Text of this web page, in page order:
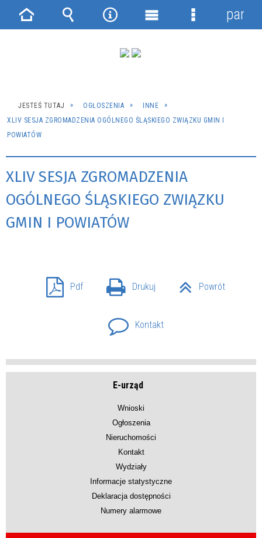
JESTEŚ TUTAJ OGŁOSZENIA
INNE
XLIV SESJA ZGROMADZENIA OGÓLNEGO ŚLĄSKIEGO ZWIĄZKU GMIN I
POWIATÓW
XLIV SESJA ZGROMADZENIA
OGÓLNEGO ŚLĄSKIEGO ZWIĄZKU
GMIN I POWIATÓW
Pdf Drukuj Powrót
Kontakt
E-urząd
Wnioski
Ogłoszenia
Nieruchomości
Kontakt
Wydziały
Informacje statystyczne
Deklaracja dostępności
Numery alarmowe
Strona Wyszukiwarka
NarzędziaMenu
Menu
panel